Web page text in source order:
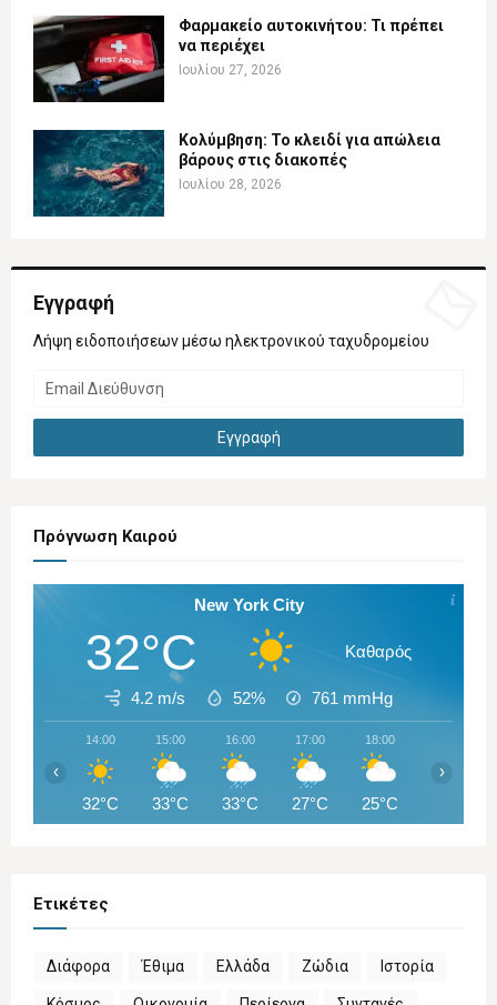
Φαρμακείο αυτοκινήτου: Τι πρέπει
να περιέχει
Ιουλίου 27, 2026
Κολύμβηση: Το κλειδί για απώλεια
βάρους στις διακοπές
Ιουλίου 28, 2026
Εγγραφή
Λήψη ειδοποιήσεων μέσω ηλεκτρονικού ταχυδρομείου
Πρόγνωση Καιρού
New York City
32°C Καθαρός
4.2 m/s 52% 761 mmHg
14:00
32°C
15:00
33°C
16:00
33°C
17:00
27°C
18:00
25°C
‹ ›
Ετικέτες
Διάφορα Έθιμα Ελλάδα Ζώδια Ιστορία